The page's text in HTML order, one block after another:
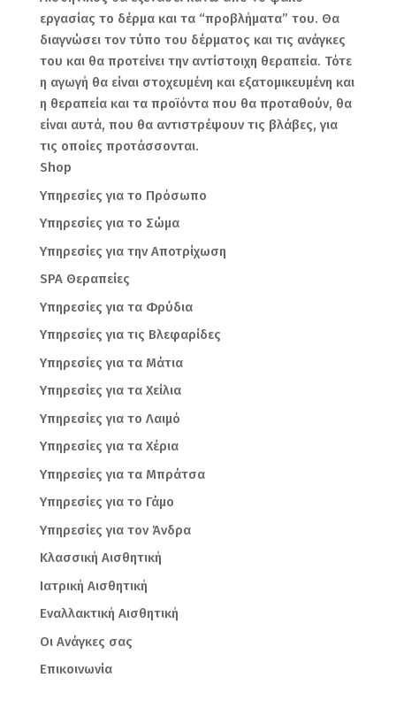
εργασίας το δέρμα και τα “προβλήματα” του. Θα
διαγνώσει τον τύπο του δέρματος και τις ανάγκες
του και θα προτείνει την αντίστοιχη θεραπεία. Τότε
η αγωγή θα είναι στοχευμένη και εξατομικευμένη και
η θεραπεία και τα προϊόντα που θα προταθούν, θα
είναι αυτά, που θα αντιστρέψουν τις βλάβες, για
τις οποίες προτάσσονται.
Shop
Υπηρεσίες για το Πρόσωπο
Υπηρεσίες για το Σώμα
Υπηρεσίες για την Αποτρίχωση
SPA Θεραπείες
Υπηρεσίες για τα Φρύδια
Υπηρεσίες για τις Βλεφαρίδες
Υπηρεσίες για τα Μάτια
Υπηρεσίες για τα Χείλια
Υπηρεσίες για το Λαιμό
Υπηρεσίες για τα Χέρια
Υπηρεσίες για τα Μπράτσα
Υπηρεσίες για το Γάμο
Υπηρεσίες για τον Άνδρα
Κλασσική Αισθητική
Ιατρική Αισθητική
Εναλλακτική Αισθητική
Οι Ανάγκες σας
Επικοινωνία